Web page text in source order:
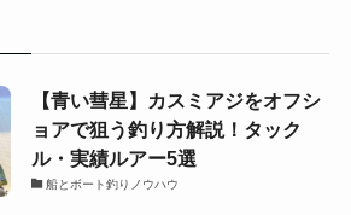
【青い彗星】カスミアジをオフシ
ョアで狙う釣り方解説！タック
ル・実績ルアー5選
船とボート釣りノウハウ